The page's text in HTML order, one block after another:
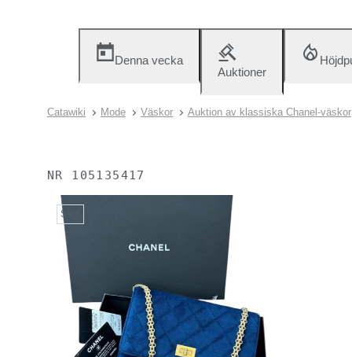
Denna vecka
Auktioner
Catawiki Mode Väskor Auktion av klassiska Chanel-väskor
NR 105135417
Såld